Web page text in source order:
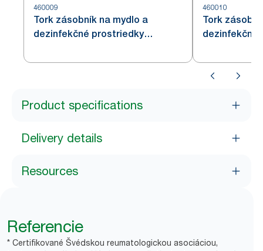
460009
Tork zásobník na mydlo a
dezinfekčné prostriedky
nehrdzavejúca oceľ S4
460010
Tork
dezinfekčné
Product specifications
Delivery details
Resources
Referencie
* Certifikované Švédskou reumatologickou asociáciou,